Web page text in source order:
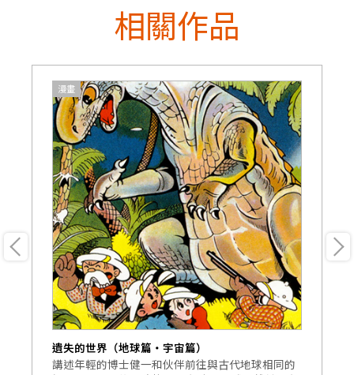
相關作品
漫畫
遺失的世界（地球篇・宇宙篇）
講述年輕的博士健一和伙伴前往與古代地球相同的